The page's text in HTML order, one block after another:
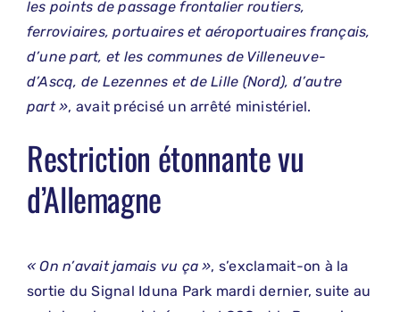
les points de passage frontalier routiers,
ferroviaires, portuaires et aéroportuaires français,
d’une part, et les communes de Villeneuve-
d’Ascq, de Lezennes et de Lille (Nord), d’autre
part », avait précisé un arrêté ministériel.
Restriction étonnante vu
d’Allemagne
« On n’avait jamais vu ça », s’exclamait-on à la
sortie du Signal Iduna Park mardi dernier, suite au